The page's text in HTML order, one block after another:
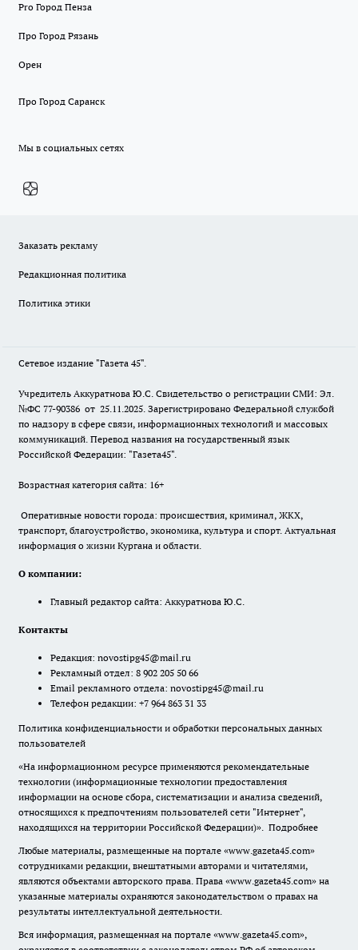
Pro Город Пенза
Про Город Рязань
Орен
Про Город Саранск
Мы в социальных сетях
Заказать рекламу
Редакционная политика
Политика этики
Сетевое издание "Газета 45".
Учредитель Аккуратнова Ю.С. Свидетельство о регистрации СМИ: Эл.
№ФС 77-90386 от 25.11.2025. Зарегистрировано Федеральной службой
по надзору в сфере связи, информационных технологий и массовых
коммуникаций. Перевод названия на государственный язык
Российской Федерации: "Газета45".
Возрастная категория сайта: 16+
Оперативные новости города: происшествия, криминал, ЖКХ,
транспорт, благоустройство, экономика, культура и спорт. Актуальная
информация о жизни Кургана и области.
О компании:
Главный редактор сайта: Аккуратнова Ю.С.
Контакты
Редакция: novostipg45@mail.ru
Рекламный отдел: 8 902 205 50 66
Email рекламного отдела: novostipg45@mail.ru
Телефон редакции: +7 964 863 31 33
Политика конфиденциальности и обработки персональных данных
пользователей
«На информационном ресурсе применяются рекомендательные
технологии (информационные технологии предоставления
информации на основе сбора, систематизации и анализа сведений,
относящихся к предпочтениям пользователей сети "Интернет",
находящихся на территории Российской Федерации)». Подробнее
Любые материалы, размещенные на портале «www.gazeta45.com»
сотрудниками редакции, внештатными авторами и читателями,
являются объектами авторского права. Права «www.gazeta45.com» на
указанные материалы охраняются законодательством о правах на
результаты интеллектуальной деятельности.
Вся информация, размещенная на портале «www.gazeta45.com»,